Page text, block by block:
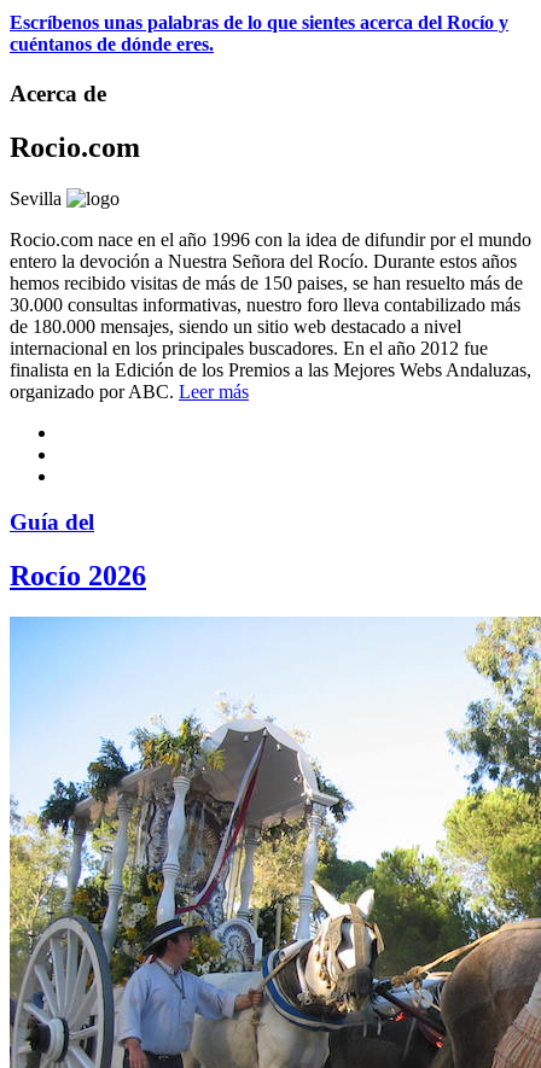
Escríbenos unas palabras de lo que sientes acerca del Rocío y
cuéntanos de dónde eres.
Acerca de
Rocio.com
Sevilla
Rocio.com nace en el año 1996 con la idea de difundir por el mundo
entero la devoción a Nuestra Señora del Rocío. Durante estos años
hemos recibido visitas de más de 150 paises, se han resuelto más de
30.000 consultas informativas, nuestro foro lleva contabilizado más
de 180.000 mensajes, siendo un sitio web destacado a nivel
internacional en los principales buscadores. En el año 2012 fue
finalista en la Edición de los Premios a las Mejores Webs Andaluzas,
organizado por ABC. Leer más
Guía del
Rocío 2026